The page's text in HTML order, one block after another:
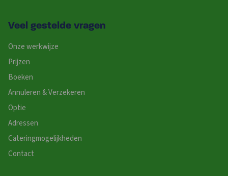
Veel gestelde vragen
Onze werkwijze
Prijzen
Boeken
Annuleren & Verzekeren
Optie
Adressen
Cateringmogelijkheden
Contact